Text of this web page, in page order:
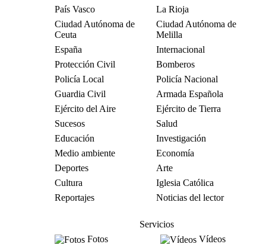
País Vasco
La Rioja
Ciudad Autónoma de
Ceuta
Ciudad Autónoma de
Melilla
España
Internacional
Protección Civil
Bomberos
Policía Local
Policía Nacional
Guardia Civil
Armada Española
Ejército del Aire
Ejército de Tierra
Sucesos
Salud
Educación
Investigación
Medio ambiente
Economía
Deportes
Arte
Cultura
Iglesia Católica
Reportajes
Noticias del lector
Servicios
Fotos
Vídeos